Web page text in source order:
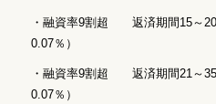
・融資率9割超 返済期間15～
0.07％）
・融資率9割超 返済期間21～
0.07％）